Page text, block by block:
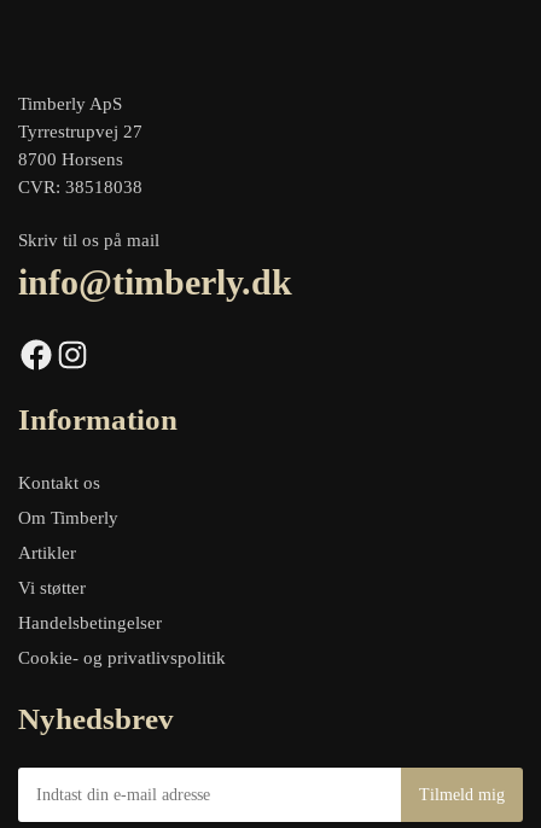
Timberly ApS
Tyrrestrupvej 27
8700 Horsens
CVR: 38518038
Skriv til os på mail
info@timberly.dk
Facebook Instagram
Information
Kontakt os
Om Timberly
Artikler
Vi støtter
Handelsbetingelser
Cookie- og privatlivspolitik
Nyhedsbrev